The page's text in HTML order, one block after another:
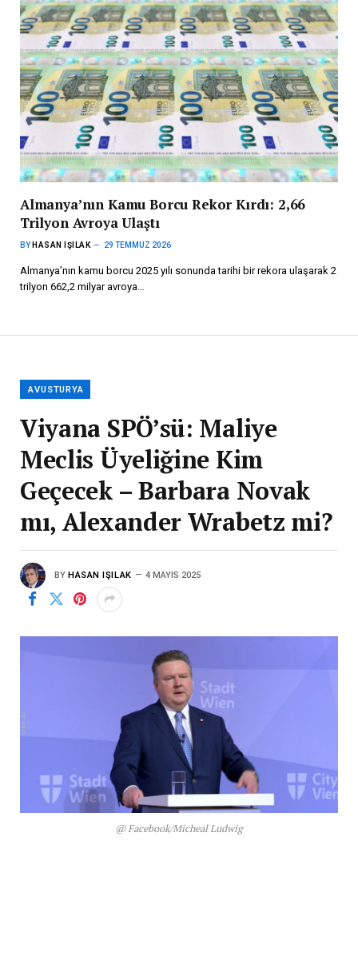
Almanya’nın Kamu Borcu Rekor Kırdı: 2,66
Trilyon Avroya Ulaştı
BY HASAN IŞILAK 29 TEMMUZ 2026
Almanya’nın kamu borcu 2025 yılı sonunda tarihi bir rekora ulaşarak 2
trilyon 662,2 milyar avroya…
AVUSTURYA
Viyana SPÖ’sü: Maliye
Meclis Üyeliğine Kim
Geçecek – Barbara Novak
mı, Alexander Wrabetz mi?
BY HASAN IŞILAK 4 MAYIS 2025
@ Facebook/Micheal Ludwig